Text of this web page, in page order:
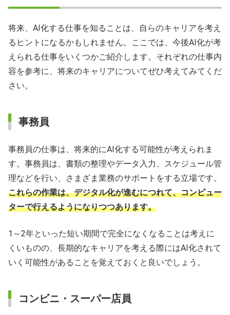
将来、AI化する仕事を知ることは、自らのキャリアを考え
るヒントになるかもしれません。ここでは、今後AI化が考
えられる仕事をいくつかご紹介します。それぞれの仕事内
容を参考に、将来のキャリアについてぜひ考えてみてくだ
さい。
事務員
事務員の仕事は、将来的にAI化する可能性が考えられま
す。事務員は、書類の整理やデータ入力、スケジュール管
理などを行い、さまざま業務のサポートをする立場です。
これらの作業は、デジタル化が進むにつれて、コンピュー
ターで行えるようになりつつあります。
1～2年といった短い期間で完全になくなることは考えに
くいものの、長期的なキャリアを考える際にはAI化されて
いく可能性があることを覚えておくと良いでしょう。
コンビニ・スーパー店員